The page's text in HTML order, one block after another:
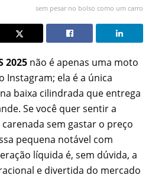
sem pesar no bolso como um carro
2025 não é apenas uma moto
ela é a única
baixa cilindrada que entrega
Se você quer sentir a
sem gastar o preço
pequena notável com
líquida é, sem dúvida, a
e divertida do mercado